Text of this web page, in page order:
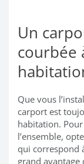
Un
courbée
Que vous
carport est
habitation.
l’ensemble,
qui correspond
grand avantage